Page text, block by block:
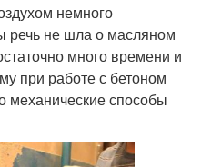
немного
речь не шла о масляном
много времени и
при работе с бетоном
механические способы